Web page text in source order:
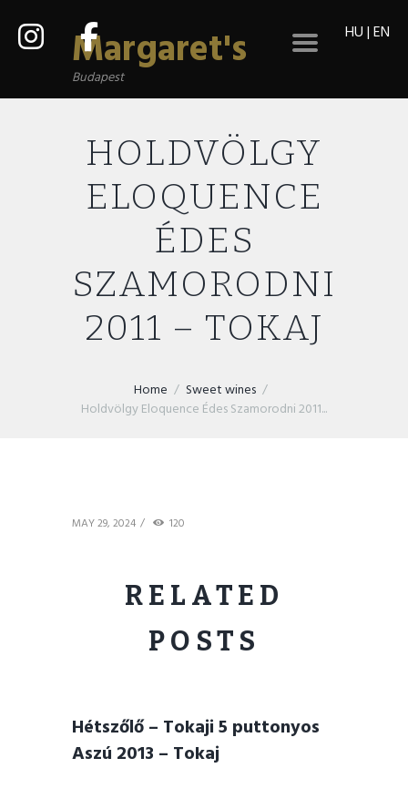
Margaret's
Budapest
HU|EN
HOLDVÖLGY
ELOQUENCE
ÉDES
SZAMORODNI
2011 – TOKAJ
Home
Sweet wines
Holdvölgy Eloquence Édes Szamorodni 2011...
MAY 29, 2024 120
RELATED
POSTS
Hétszőlő – Tokaji 5 puttonyos
Aszú 2013 – Tokaj